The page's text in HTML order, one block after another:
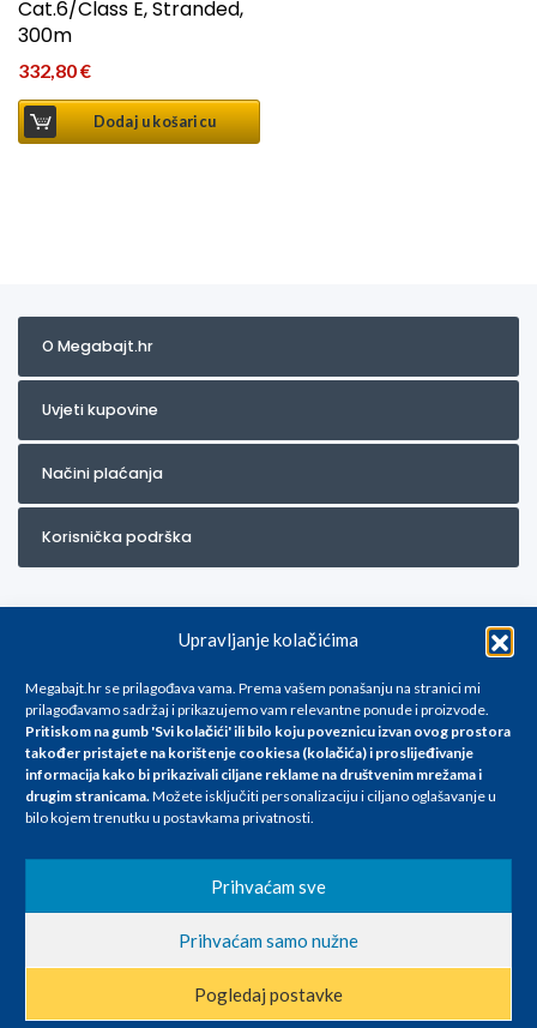
Upravljanje kolačićima
Megabajt.hr se prilagođava vama. Prema vašem ponašanju na stranici mi
prilagođavamo sadržaj i prikazujemo vam relevantne ponude i proizvode.
Pritiskom na gumb 'Svi kolačići' ili bilo koju poveznicu izvan ovog prostora
također pristajete na korištenje cookiesa (kolačića) i proslijeđivanje
informacija kako bi prikazivali ciljane reklame na društvenim mrežama i
drugim stranicama.Možete isključiti personalizaciju i ciljano oglašavanje u
bilo kojem trenutku u postavkama privatnosti.
Prihvaćam sve
Prihvaćam samo nužne
Pogledaj postavke
Cat.6/Class E, Stranded,
300m
332,80€
Dodaj u košaricu
O Megabajt.hr
Uvjeti kupovine
Načini plaćanja
Korisnička podrška
Za artikle kojih trenutno nema u ponudi obratite nam se na
info@megabajt.hr. Sve cijene su informativnog karaktera i podložne su
promjenama, a
iskazane su za avansno plaćanje(gotovina) u Eurima i uključuju PDV. Sve
se razlikovati od cijena u našim poslovnicama. Trudimo se dati što bolji
i točniji opis i sliku. Unatoč tome, ne možemo garantirati da su svi
nastale u opisu proizvoda, greške prilikom štampanja te promjene
cijena.